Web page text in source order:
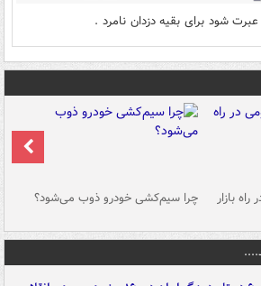
شود برای بقیه دزدان نامرد .
بازار چرا سیم‌کشی خودرو ذوب می‌شود؟